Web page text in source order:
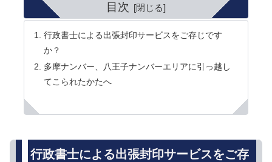
目次
行政書士による出張封印サービスをご存じです
か？
多摩ナンバー、八王子ナンバーエリアに引っ越し
てこられたかたへ
行政書士による出張封印サービスをご存